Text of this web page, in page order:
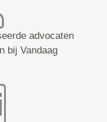
advocaten
bij Vandaag